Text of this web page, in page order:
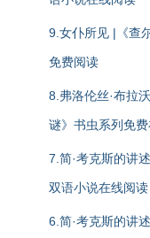
9.女仆所见 |《查
免费阅读
8.弗洛伦丝·布拉
谜》书虫系列免
7.简·考克斯的讲
双语小说在线阅读
6.简·考克斯的讲